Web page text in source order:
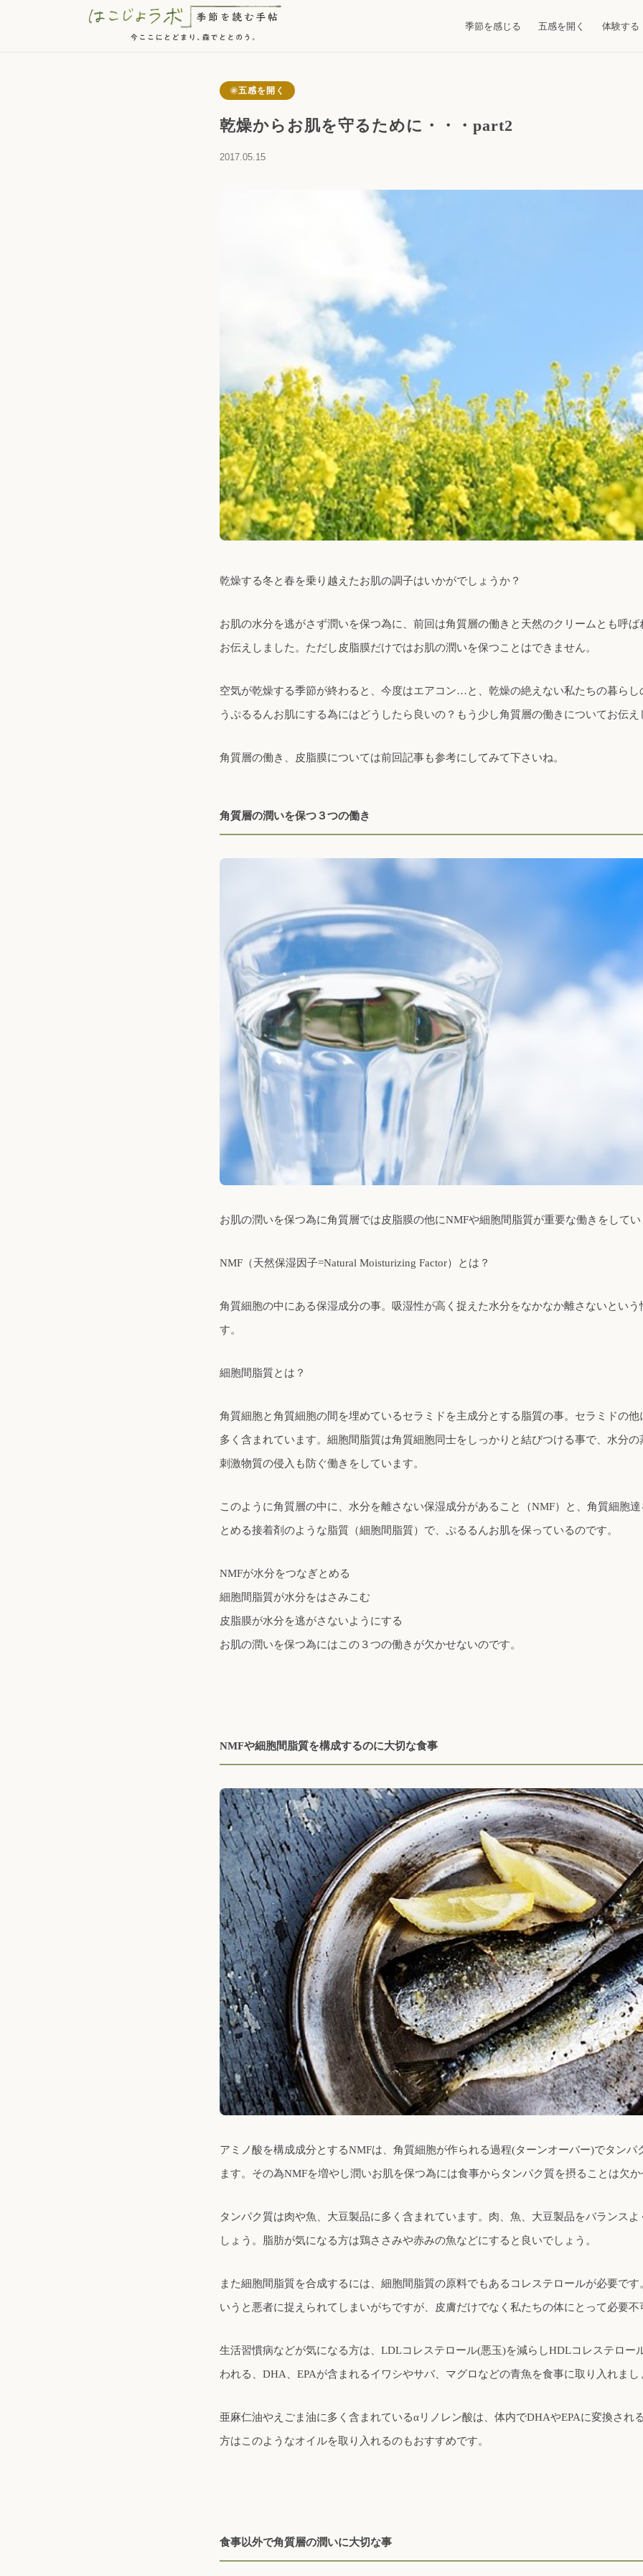
季節を感じる 五感を開く 体験する
五感を開く
乾燥からお肌を守るために・・・part2
2017.05.15
乾燥する冬と春を乗り越えたお肌の調子はいかがでしょうか？
お肌の水分を逃がさず潤いを保つ為に、前回は角質層の働きと天然のクリームとも呼
お伝えしました。ただし皮脂膜だけではお肌の潤いを保つことはできません。
空気が乾燥する季節が終わると、今度はエアコン…と、乾燥の絶えない私たちの暮らし
うぷるるんお肌にする為にはどうしたら良いの？もう少し角質層の働きについてお伝
角質層の働き、皮脂膜については前回記事も参考にしてみて下さいね。
角質層の潤いを保つ３つの働き
お肌の潤いを保つ為に角質層では皮脂膜の他にNMFや細胞間脂質が重要な働きをして
NMF（天然保湿因子=Natural Moisturizing Factor）とは？
角質細胞の中にある保湿成分の事。吸湿性が高く捉えた水分をなかなか離さないとい
す。
細胞間脂質とは？
角質細胞と角質細胞の間を埋めているセラミドを主成分とする脂質の事。セラミドの
多く含まれています。細胞間脂質は角質細胞同士をしっかりと結びつける事で、水分
刺激物質の侵入も防ぐ働きをしています。
このように角質層の中に、水分を離さない保湿成分があること（NMF）と、角質細胞
とめる接着剤のような脂質（細胞間脂質）で、ぷるるんお肌を保っているのです。
NMFが水分をつなぎとめる
細胞間脂質が水分をはさみこむ
皮脂膜が水分を逃がさないようにする
お肌の潤いを保つ為にはこの３つの働きが欠かせないのです。
NMFや細胞間脂質を構成するのに大切な食事
アミノ酸を構成成分とするNMFは、角質細胞が作られる過程(ターンオーバー)でタンパ
ます。その為NMFを増やし潤いお肌を保つ為には食事からタンパク質を摂ることは欠
タンパク質は肉や魚、大豆製品に多く含まれています。肉、魚、大豆製品をバランス
しょう。脂肪が気になる方は鶏ささみや赤みの魚などにすると良いでしょう。
また細胞間脂質を合成するには、細胞間脂質の原料でもあるコレステロールが必要で
いうと悪者に捉えられてしまいがちですが、皮膚だけでなく私たちの体にとって必要
生活習慣病などが気になる方は、LDLコレステロール(悪玉)を減らしHDLコレステロー
われる、DHA、EPAが含まれるイワシやサバ、マグロなどの青魚を食事に取り入れまし
亜麻仁油やえごま油に多く含まれているαリノレン酸は、体内でDHAやEPAに変換され
方はこのようなオイルを取り入れるのもおすすめです。
食事以外で角質層の潤いに大切な事